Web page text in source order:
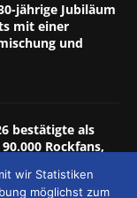
jährige Jubiläum
mit einer
und
bestätigte als
Rockfans,
wir Statistiken
möglichst zum